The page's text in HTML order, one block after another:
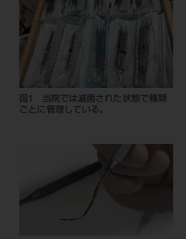
図1 当院では滅菌された状態で種類
ごとに管理している。